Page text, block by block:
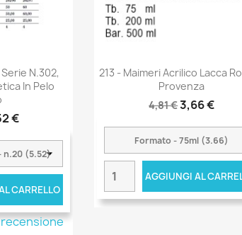
N.302,
In Pelo
€
CARRELLO
recensione
213 - Maimeri Acrilico Lacca
Provenza
4,81 €3,66 €
AGGIUNGI AL